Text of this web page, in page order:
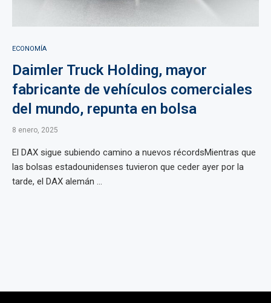
ECONOMÍA
Daimler Truck Holding, mayor
fabricante de vehículos comerciales
del mundo, repunta en bolsa
8 enero, 2025
El DAX sigue subiendo camino a nuevos récordsMientras que
las bolsas estadounidenses tuvieron que ceder ayer por la
tarde, el DAX alemán ...